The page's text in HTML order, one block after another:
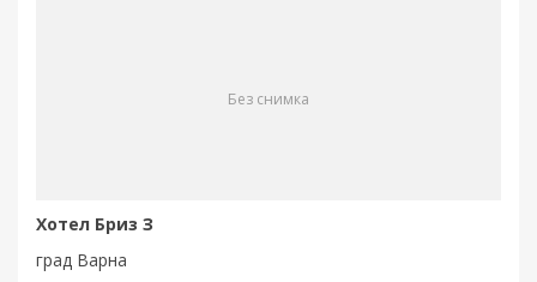
Без снимка
Хотел Бриз З
град Варна